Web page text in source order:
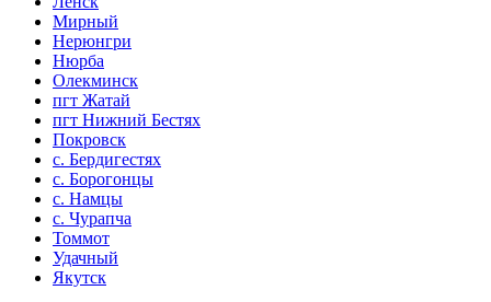
Мирный
Нерюнгри
Нюрба
Олекминск
пгт Жатай
пгт Нижний Бестях
Покровск
с. Бердигестях
с. Борогонцы
с. Намцы
с. Чурапча
Томмот
Удачный
Якутск